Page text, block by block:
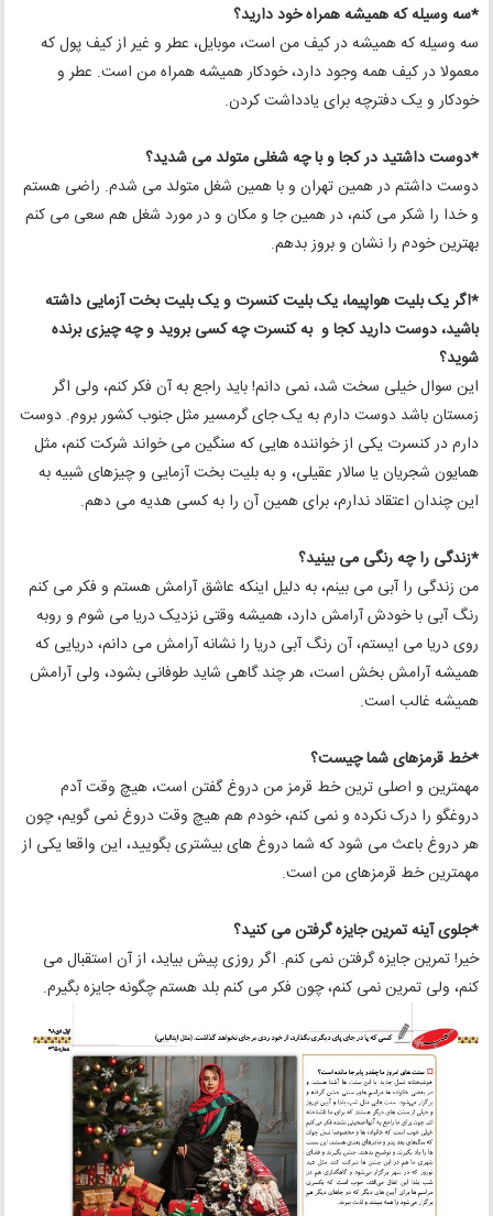
*سه وسیله که همیشه همراه خود دارید؟
سه وسیله که همیشه در کیف من است، موبایل، عطر و غیر از کیف پول که
معمولا در کیف همه وجود دارد، خودکار همیشه همراه من است. عطر و
خودکار و یک دفترچه برای یادداشت کردن.
*دوست داشتید در کجا و با چه شغلی متولد می شدید؟
دوست داشتم در همین تهران و با همین شغل متولد می شدم. راضی هستم
و خدا را شکر می کنم، در همین جا و مکان و در مورد شغل هم سعی می کنم
بهترین خودم را نشان و بروز بدهم.
*اگر یک بلیت هواپیما، یک بلیت کنسرت و یک بلیت بخت آزمایی داشته
باشید، دوست دارید کجا و به کنسرت چه کسی بروید و چه چیزی برنده
شوید؟
این سوال خیلی سخت شد، نمی دانم! باید راجع به آن فکر کنم، ولی اگر
زمستان باشد دوست دارم به یک جای گرمسیر مثل جنوب کشور بروم. دوست
دارم در کنسرت یکی از خواننده هایی که سنگین می خواند شرکت کنم، مثل
همایون شجریان یا سالار عقیلی، و به بلیت بخت آزمایی و چیزهای شبیه به
این چندان اعتقاد ندارم، برای همین آن را به کسی هدیه می دهم.
*زندگی را چه رنگی می بینید؟
من زندگی را آبی می بینم، به دلیل اینکه عاشق آرامش هستم و فکر می کنم
رنگ آبی با خودش آرامش دارد، همیشه وقتی نزدیک دریا می شوم و روبه
روی دریا می ایستم، آن رنگ آبی دریا را نشانه آرامش می دانم، دریایی که
همیشه آرامش بخش است، هر چند گاهی شاید طوفانی بشود، ولی آرامش
همیشه غالب است.
*خط قرمزهای شما چیست؟
مهمترین و اصلی ترین خط قرمز من دروغ گفتن است، هیچ وقت آدم
دروغگو را درک نکرده و نمی کنم، خودم هم هیچ وقت دروغ نمی گویم، چون
هر دروغ باعث می شود که شما دروغ های بیشتری بگویید، این واقعا یکی از
مهمترین خط قرمزهای من است.
*جلوی آینه تمرین جایزه گرفتن می کنید؟
خیر! تمرین جایزه گرفتن نمی کنم. اگر روزی پیش بیاید، از آن استقبال می
کنم، ولی تمرین نمی کنم، چون فکر می کنم بلد هستم چگونه جایزه بگیرم.